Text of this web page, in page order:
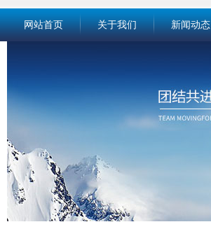
网站首页 关于我们 新闻动态